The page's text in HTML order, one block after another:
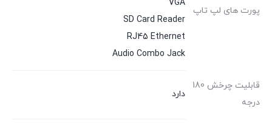
پورت های لپ تاپ
VGA
SD Card Reader
RJ45 Ethernet
Audio Combo Jack
قابلیت چرخش 180
درجه
دارد